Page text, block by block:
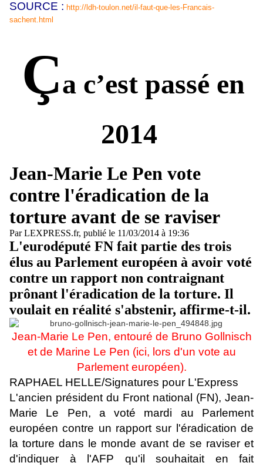
SOURCE : http://ldh-toulon.net/il-faut-que-les-Francais-
sachent.html
Ça c’est passé en
2014
Jean-Marie Le Pen vote
contre l'éradication de la
torture avant de se raviser
Par LEXPRESS.fr, publié le 11/03/2014 à 19:36
L'eurodéputé FN fait partie des trois
élus au Parlement européen à avoir voté
contre un rapport non contraignant
prônant l'éradication de la torture. Il
voulait en réalité s'abstenir, affirme-t-il.
Jean-Marie Le Pen, entouré de Bruno Gollnisch
et de Marine Le Pen (ici, lors d'un vote au
Parlement européen).
RAPHAEL HELLE/Signatures pour L'Express
L'ancien président du Front national (FN), Jean-
Marie Le Pen, a voté mardi au Parlement
européen contre un rapport sur l'éradication de
la torture dans le monde avant de se raviser et
d'indiquer à l'AFP qu'il souhaitait en fait